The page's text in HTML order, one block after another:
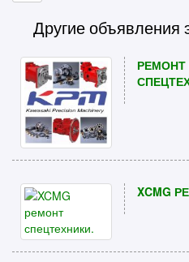
Другие объявления
РЕМОНТ
XCMG